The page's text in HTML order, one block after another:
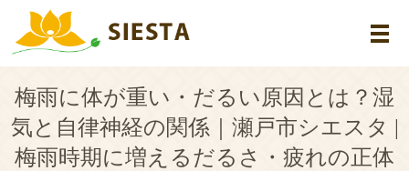
メ
梅雨に体が重い・だるい原因とは？湿
気と自律神経の関係｜瀬戸市シエスタ |
梅雨時期に増えるだるさ・疲れの正体